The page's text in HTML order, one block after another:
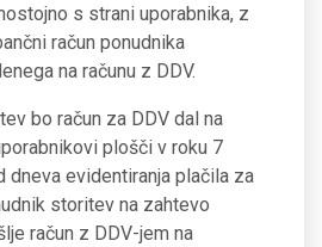
s strani uporabnika, z
račun ponudnika
na računu z DDV.
bo račun za DDV dal na
plošči v roku 7
dneva evidentiranja plačila za
storitev na zahtevo
račun z DDV-jem na